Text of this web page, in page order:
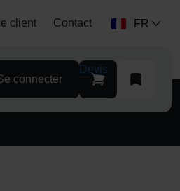
client Contact Langue:
FR
connecter
Devis